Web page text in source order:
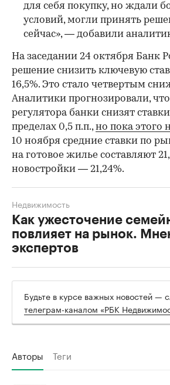
для себя покупку, но ждали
условий, могли принять
сейчас», — добавили
На заседании 24 октября Банк
решение снизить ключевую
16,5%. Это стало четвертым
Аналитики прогнозировали,
регулятора банки снизят
пределах 0,5 п.п.,но пока этого
10 ноября средние ставки по
на готовое жилье составляют
новостройки — 21,24%.
Как ужесточение
повлияет на рынок.
экспертов
Недвижимость
Будьте в курсе важных новостей —
телеграм-каналом «РБК
Авторы Теги